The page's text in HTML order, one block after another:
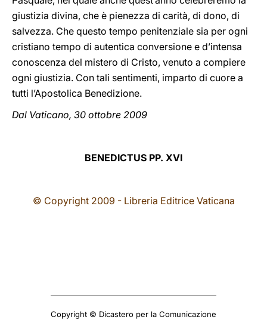
giustizia divina, che è pienezza di carità, di dono, di
salvezza. Che questo tempo penitenziale sia per ogni
cristiano tempo di autentica conversione e d’intensa
conoscenza del mistero di Cristo, venuto a compiere
ogni giustizia. Con tali sentimenti, imparto di cuore a
tutti l’Apostolica Benedizione.
Dal Vaticano, 30 ottobre 2009
BENEDICTUS PP. XVI
© Copyright 2009 - Libreria Editrice Vaticana
Copyright © Dicastero per la Comunicazione